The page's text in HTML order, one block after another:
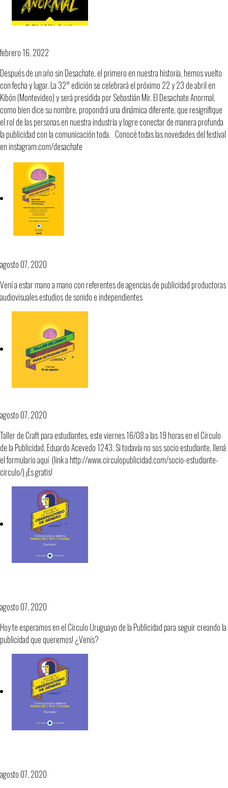
febrero 16, 2022
Después de un año sin Desachate, el primero en nuestra historia, hemos vuelto
con fecha y lugar. La 32° edición se celebrará el próximo 22 y 23 de abril en
Kibón (Montevideo) y será presidida por Sebastián Mir. El Desachate Anormal,
como bien dice su nombre, propondrá una dinámica diferente, que resignifique
el rol de las personas en nuestra industria y logre conectar de manera profunda
la publicidad con la comunicación toda. Conocé todas las novedades del festival
en instagram.com/desachate
agosto 07, 2020
Vení a estar mano a mano con referentes de agencias de publicidad productoras
audiovisuales estudios de sonido e independientes
agosto 07, 2020
Taller de Craft para estudiantes, este viernes 16/08 a las 19 horas en el Círculo
de la Publicidad, Eduardo Acevedo 1243. Si todavía no sos socio estudiante, llená
el formulario aquí (link a http://www.circulopublicidad.com/socio-estudiante-
circulo/) ¡Es gratis!
agosto 07, 2020
Hoy te esperamos en el Círculo Uruguayo de la Publicidad para seguir creando la
publicidad que queremos! ¿Venís?
agosto 07, 2020